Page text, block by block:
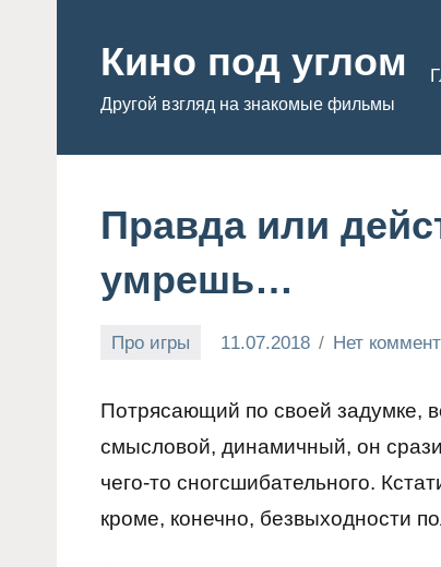
содержимому
Кино под углом
Другой взгляд на знакомые фильмы
Правда или
умрешь…
Про игры 11.07.2018
Admin
Нет
Потрясающий по своей задумке,
смысловой, динамичный, он
чего-то сногсшибательного.
кроме, конечно, безвыходности